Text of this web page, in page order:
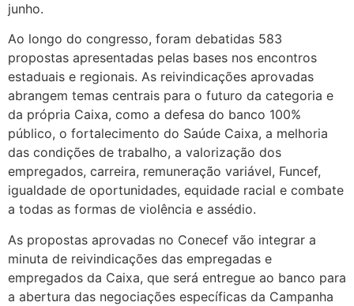
junho.
Ao longo do congresso, foram debatidas 583
propostas apresentadas pelas bases nos encontros
estaduais e regionais. As reivindicações aprovadas
abrangem temas centrais para o futuro da categoria e
da própria Caixa, como a defesa do banco 100%
público, o fortalecimento do Saúde Caixa, a melhoria
das condições de trabalho, a valorização dos
empregados, carreira, remuneração variável, Funcef,
igualdade de oportunidades, equidade racial e combate
a todas as formas de violência e assédio.
As propostas aprovadas no Conecef vão integrar a
minuta de reivindicações das empregadas e
empregados da Caixa, que será entregue ao banco para
a abertura das negociações específicas da Campanha